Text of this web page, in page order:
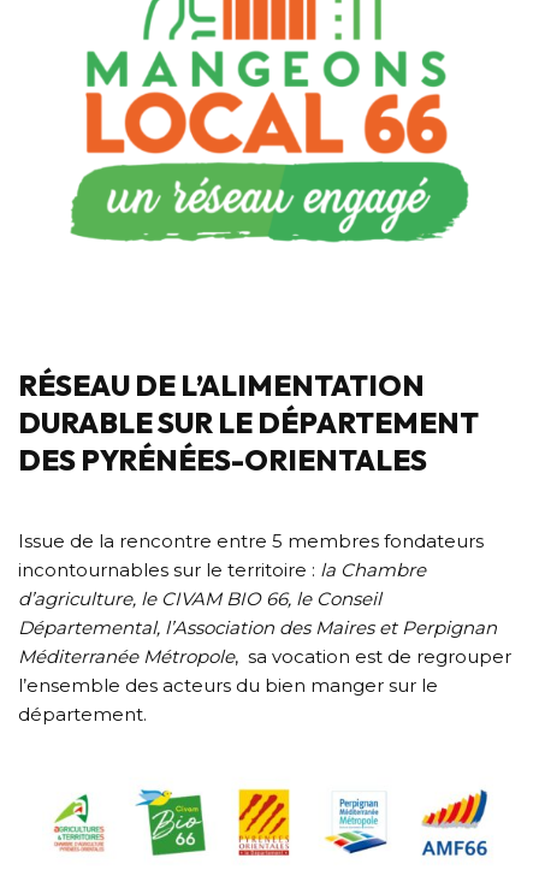
RÉSEAU DE L’ALIMENTATION
DURABLE SUR LE DÉPARTEMENT
DES PYRÉNÉES-ORIENTALES
Issue de la rencontre entre 5 membres fondateurs
incontournables sur le territoire : la Chambre
d’agriculture, le CIVAM BIO 66, le Conseil
Départemental, l’Association des Maires et Perpignan
Méditerranée Métropole, sa vocation est de regrouper
l’ensemble des acteurs du bien manger sur le
département.